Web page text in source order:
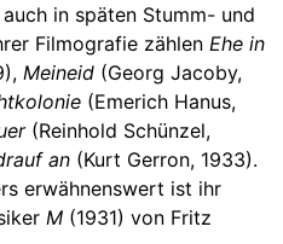
in späten Stumm- und
Filmografie zählen Ehe in
Meineid (Georg Jacoby,
(Emerich Hanus,
(Reinhold Schünzel,
an (Kurt Gerron, 1933).
erwähnenswert ist ihr
M (1931) von Fritz